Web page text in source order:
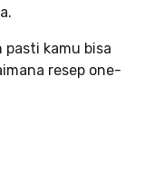
kamu bisa
resep one-